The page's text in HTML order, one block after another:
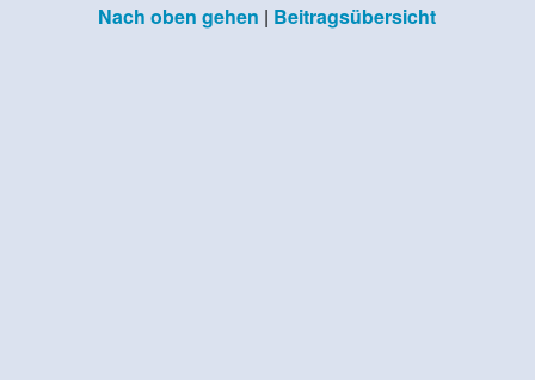
Nach oben gehen | Beitragsübersicht